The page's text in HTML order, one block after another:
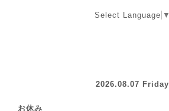
Select Language ▼
2026.08.07 Friday
お休み